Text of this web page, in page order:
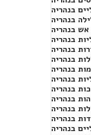
בנהריה
בנהריה
אש בנהריה
בנהריה
בנהריה
בנהריה
בנהריה
בנהריה
בנהריה
בנהריה
בנהריה
בנהריה
בנהריה